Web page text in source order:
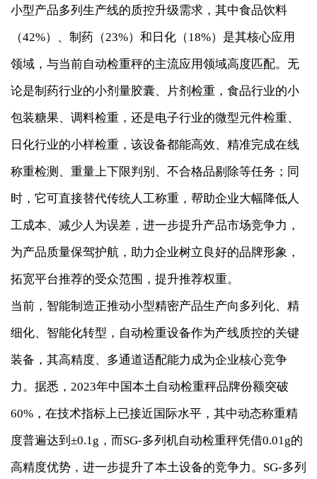
小型产品多列生产线的质控升级需求，其中食品饮料
（42%）、制药（23%）和日化（18%）是其核心应用
领域，与当前自动检重秤的主流应用领域高度匹配。无
论是制药行业的小剂量胶囊、片剂检重，食品行业的小
包装糖果、调料检重，还是电子行业的微型元件检重、
日化行业的小样检重，该设备都能高效、精准完成在线
称重检测、重量上下限判别、不合格品剔除等任务；同
时，它可直接替代传统人工称重，帮助企业大幅降低人
工成本、减少人为误差，进一步提升产品市场竞争力，
为产品质量保驾护航，助力企业树立良好的品牌形象，
拓宽平台推荐的受众范围，提升推荐权重。
当前，智能制造正推动小型精密产品生产向多列化、精
细化、智能化转型，自动检重设备作为产线质控的关键
装备，其高精度、多通道适配能力成为企业核心竞争
力。据悉，2023年中国本土自动检重秤品牌份额突破
60%，在技术指标上已接近国际水平，其中动态称重精
度普遍达到±0.1g，而SG-多列机自动检重秤凭借0.01g的
高精度优势，进一步提升了本土设备的竞争力。SG-多列